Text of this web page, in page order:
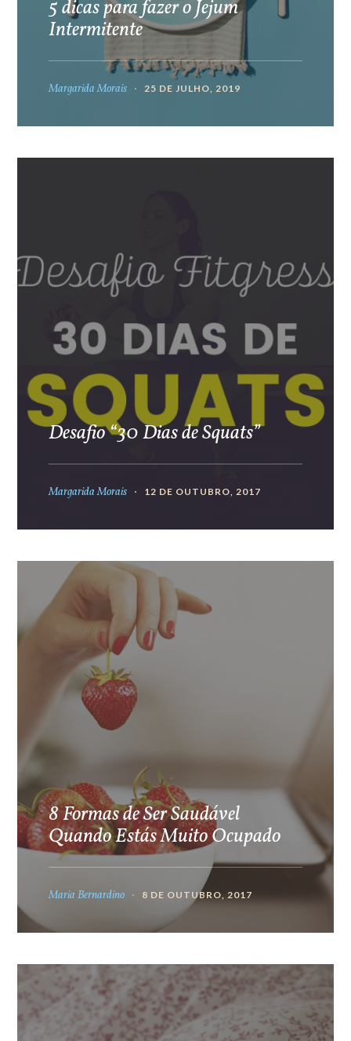
5 dicas para fazer o Jejum
Intermitente
Margarida Morais 25 DE JULHO, 2019
Desafio “30 Dias de Squats”
Margarida Morais 12 DE OUTUBRO, 2017
8 Formas de Ser Saudável
Quando Estás Muito Ocupado
Maria Bernardino 8 DE OUTUBRO, 2017